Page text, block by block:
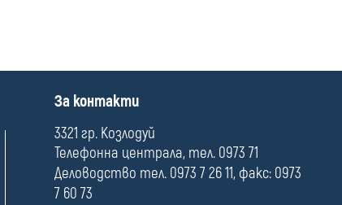
П
л
е
За контакти
3321 гр. Козлодуй
Телефонна централа, тел. 0973 71
Деловодство тел. 0973 7 26 11, факс: 0973
7 60 73